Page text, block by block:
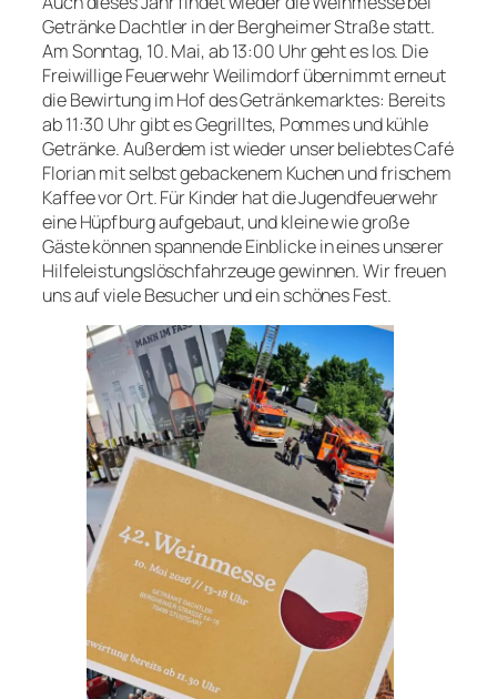
Getränke Dachtler in der Bergheimer Straße statt.
Am Sonntag, 10. Mai, ab 13:00 Uhr geht es los. Die
Freiwillige Feuerwehr Weilimdorf übernimmt erneut
die Bewirtung im Hof des Getränkemarktes: Bereits
ab 11:30 Uhr gibt es Gegrilltes, Pommes und kühle
Getränke. Außerdem ist wieder unser beliebtes Café
Florian mit selbst gebackenem Kuchen und frischem
Kaffee vor Ort. Für Kinder hat die Jugendfeuerwehr
eine Hüpfburg aufgebaut, und kleine wie große
Gäste können spannende Einblicke in eines unserer
Hilfeleistungslöschfahrzeuge gewinnen. Wir freuen
uns auf viele Besucher und ein schönes Fest.